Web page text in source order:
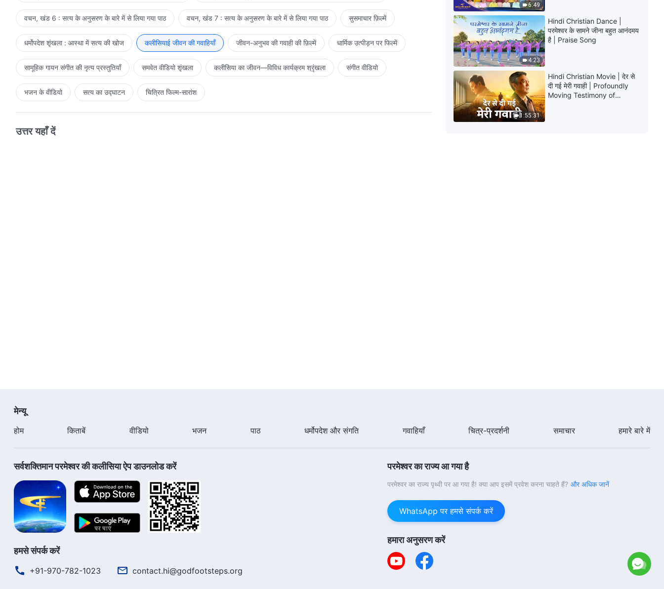
57:20
47:28
Hindi Christian Testimony Video,
एपिसोड 663: कर्तव्य से मुँह मोड़ते समय मुझे
क्या चिंता थी?
49:15
Hindi Christian Testimony Video,
एपिसोड 662: पिता द्वारा देखरेख और सुरक्षा
के साथ कैसे पेश आएँ
48:29
Hindi Christian Testimony Video,
Hindi Christian Testimony Video,
एपिसोड 653: क्या "दूसरों के प्रति सहिष्णु
वचन, खंड 6 : सत्य के अनुसरण के बारे में से लिया गया पाठ वचन, खंड 7 : सत्य के अनुसरण के बारे में से लिया गया पाठ सुसमाचार फ़िल्में
धर्मोपदेश शृंखला : आस्था में सत्य की खोज कलीसियाई जीवन की गवाहियाँ जीवन-अनुभव की गवाही की फ़िल्में धार्मिक उत्पीड़न पर फिल्में
सामूहिक गायन संगीत की नृत्य प्रस्तुतियाँ समवेत वीडियो शृंखला कलीसिया का जीवन—विविध कार्यक्रम श्रृंखला संगीत वीडियो
भजन के वीडियो सत्य का उद्घाटन चित्रित फिल्म-सारांश
उत्तर यहाँ दें
6:49
4:23
Hindi Christian Dance |
परमेश्वर के सामने जीना बहुत आनंदमय
है | Praise Song
1:55:31
Hindi Christian Movie | देर से
दी गई मेरी गवाही | Profoundly
Moving Testimony of
मेन्यू
होम किताबें वीडियो भजन पाठ धर्मोपदेश और संगति गवाहियाँ चित्र-प्रदर्शनी समाचार हमारे बारे में
सर्वशक्तिमान परमेश्वर की कलीसिया ऐप डाउनलोड करें
हमसे संपर्क करें
+91-970-782-1023 contact.hi@godfootsteps.org
परमेश्वर का राज्य आ गया है
परमेश्वर का राज्य पृथ्वी पर आ गया है! क्या आप इसमें प्रवेश करना चाहते हैं? और अधिक जानें
WhatsApp पर हमसे संपर्क करें
हमारा अनुसरण करें